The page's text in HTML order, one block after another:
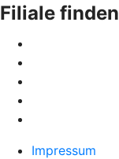
Filiale finden
Impressum